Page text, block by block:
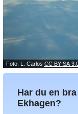
Foto: L. Carlos CC BY-SA
Har du en
Ekhagen?